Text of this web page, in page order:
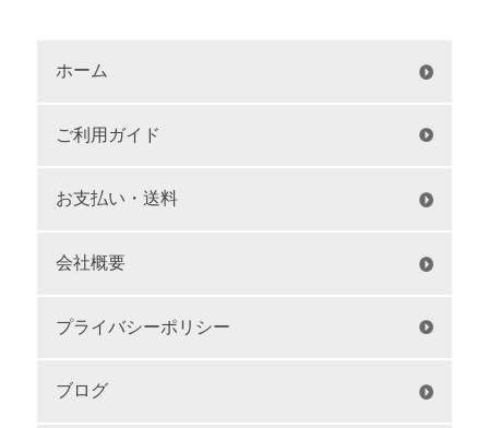
ホーム
ご利用ガイド
お支払い・送料
会社概要
プライバシーポリシー
ブログ